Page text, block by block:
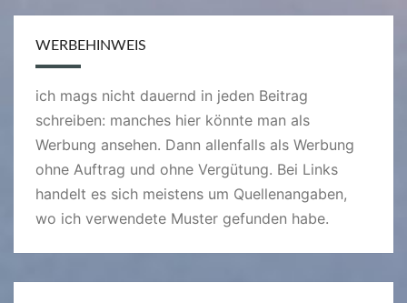
WERBEHINWEIS
ich mags nicht dauernd in jeden Beitrag
schreiben: manches hier könnte man als
Werbung ansehen. Dann allenfalls als Werbung
ohne Auftrag und ohne Vergütung. Bei Links
handelt es sich meistens um Quellenangaben,
wo ich verwendete Muster gefunden habe.